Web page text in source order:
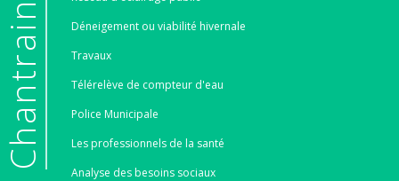
e
Déneigement ou viabilité hivernale
Travaux
Télérelève de compteur d'eau
Police Municipale
Les professionnels de la santé
Analyse des besoins sociaux